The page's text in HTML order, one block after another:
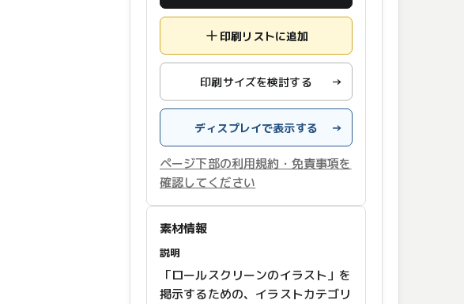
印刷リストに追加
印刷サイズを検討する →
ディスプレイで表示する →
ページ下部の利用規約・免責事項を
確認してください
素材情報
説明
「ロールスクリーンのイラスト」を
掲示するための、イラストカテゴリ